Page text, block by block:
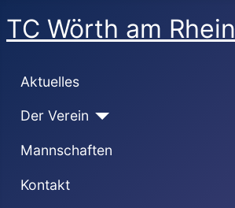
TC Wörth am Rhein
Aktuelles
Der Verein
Mannschaften
Kontakt